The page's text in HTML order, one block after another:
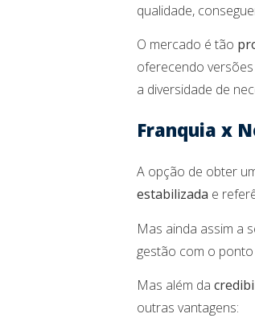
qualidade,
O mercado é tão
oferecendo
a diversidade de
Franquia x
A opção de obter
estabilizada e
Mas ainda assim a
gestão com o
Mas além da
outras vantagens: